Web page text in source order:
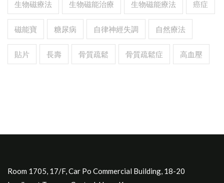
生物磁療法 生物磁能治療 生物磁能療法 癌症
磁能寶 糖尿病 自律神經失調 自然療法
貼片 長壽 骨質疏鬆 骨質疏鬆症 高血壓
Room 1705, 17/F, Car Po Commercial Building, 18-20